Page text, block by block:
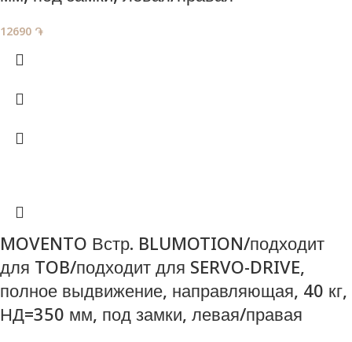
12690 ֏
MOVENTO Встр. BLUMOTION/подходит
для TOB/подходит для SERVO-DRIVE,
полное выдвижение, направляющая , 40 кг,
НД=350 мм, под замки, левая/правая